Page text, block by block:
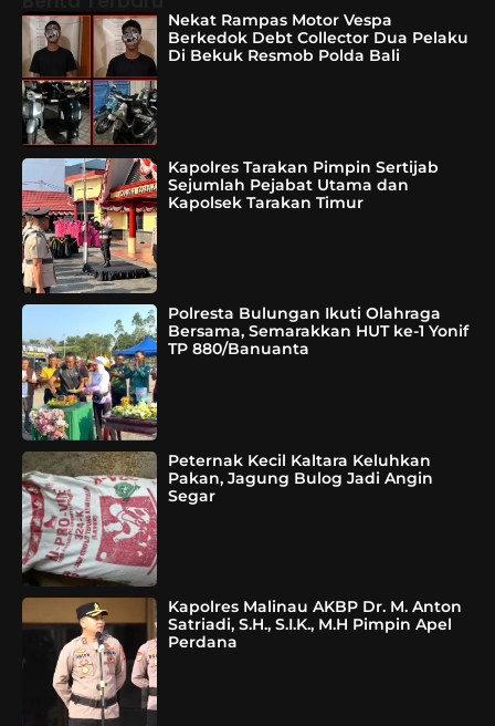
Nekat Rampas Motor Vespa
Berkedok Debt Collector Dua Pelaku
Di Bekuk Resmob Polda Bali
Kapolres Tarakan Pimpin Sertijab
Sejumlah Pejabat Utama dan
Kapolsek Tarakan Timur
Polresta Bulungan Ikuti Olahraga
Bersama, Semarakkan HUT ke-1 Yonif
TP 880/Banuanta
Peternak Kecil Kaltara Keluhkan
Pakan, Jagung Bulog Jadi Angin
Segar
Kapolres Malinau AKBP Dr. M. Anton
Satriadi, S.H., S.I.K., M.H Pimpin Apel
Perdana